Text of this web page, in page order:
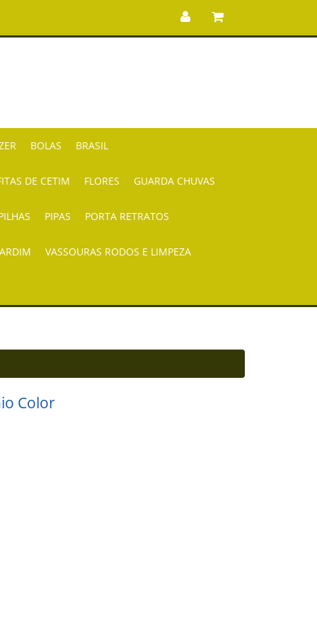
BOLAS BRASIL
DE CETIM FLORES GUARDA CHUVAS
PIPAS PORTA RETRATOS
VASSOURAS RODOS E LIMPEZA
Color